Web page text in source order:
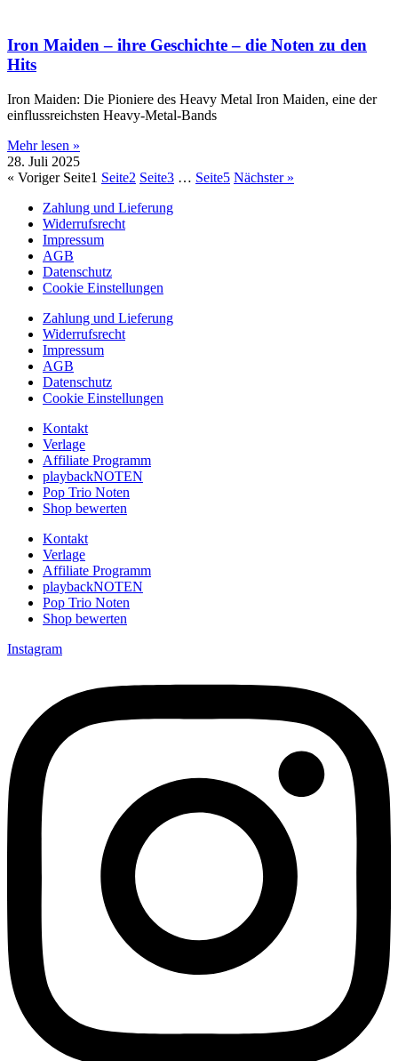
Iron Maiden – ihre Geschichte – die Noten zu den
Hits
Iron Maiden: Die Pioniere des Heavy Metal Iron Maiden, eine der
einflussreichsten Heavy-Metal-Bands
Mehr lesen »
28. Juli 2025
« Voriger Seite1 Seite2 Seite3 … Seite5 Nächster »
Zahlung und Lieferung
Widerrufsrecht
Impressum
AGB
Datenschutz
Cookie Einstellungen
Zahlung und Lieferung
Widerrufsrecht
Impressum
AGB
Datenschutz
Cookie Einstellungen
Kontakt
Verlage
Affiliate Programm
playbackNOTEN
Pop Trio Noten
Shop bewerten
Kontakt
Verlage
Affiliate Programm
playbackNOTEN
Pop Trio Noten
Shop bewerten
Instagram